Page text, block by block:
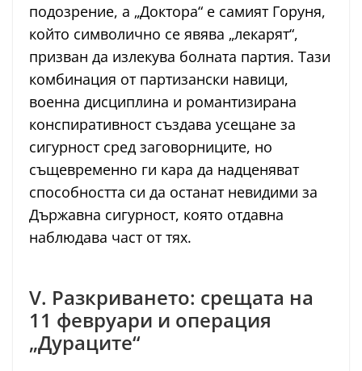
подозрение, а „Доктора“ е самият Горуня,
който символично се явява „лекарят“,
призван да излекува болната партия. Тази
комбинация от партизански навици,
военна дисциплина и романтизирана
конспиративност създава усещане за
сигурност сред заговорниците, но
същевременно ги кара да надценяват
способността си да останат невидими за
Държавна сигурност, която отдавна
наблюдава част от тях.
V. Разкриването: срещата на
11 февруари и операция
„Дураците“